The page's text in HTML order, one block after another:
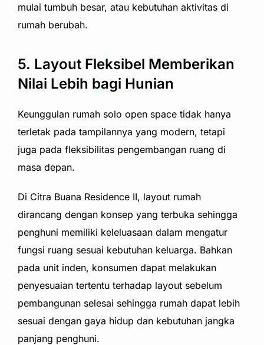
mulai tumbuh besar, atau kebutuhan aktivitas di
rumah berubah.
5. Layout Fleksibel Memberikan
Nilai Lebih bagi Hunian
Keunggulan rumah solo open space tidak hanya
terletak pada tampilannya yang modern, tetapi
juga pada fleksibilitas pengembangan ruang di
masa depan.
Di Citra Buana Residence II, layout rumah
dirancang dengan konsep yang terbuka sehingga
penghuni memiliki keleluasaan dalam mengatur
fungsi ruang sesuai kebutuhan keluarga. Bahkan
pada unit inden, konsumen dapat melakukan
penyesuaian tertentu terhadap layout sebelum
pembangunan selesai sehingga rumah dapat lebih
sesuai dengan gaya hidup dan kebutuhan jangka
panjang penghuni.